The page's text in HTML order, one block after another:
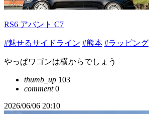
RS6 アバント C7
#魅せるサイドライン #熊本 #ラッピング
やっぱワゴンは横からでしょう
thumb_up 103
comment0
2026/06/06 20:10